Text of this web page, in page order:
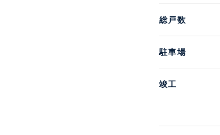
総戸数
駐車場
竣工